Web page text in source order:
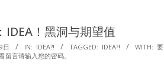
IDEA！黑洞与期望值
日 IN: IDEA?! TAGGED: IDEA?! WITH: 要
留言请输入您的密码。